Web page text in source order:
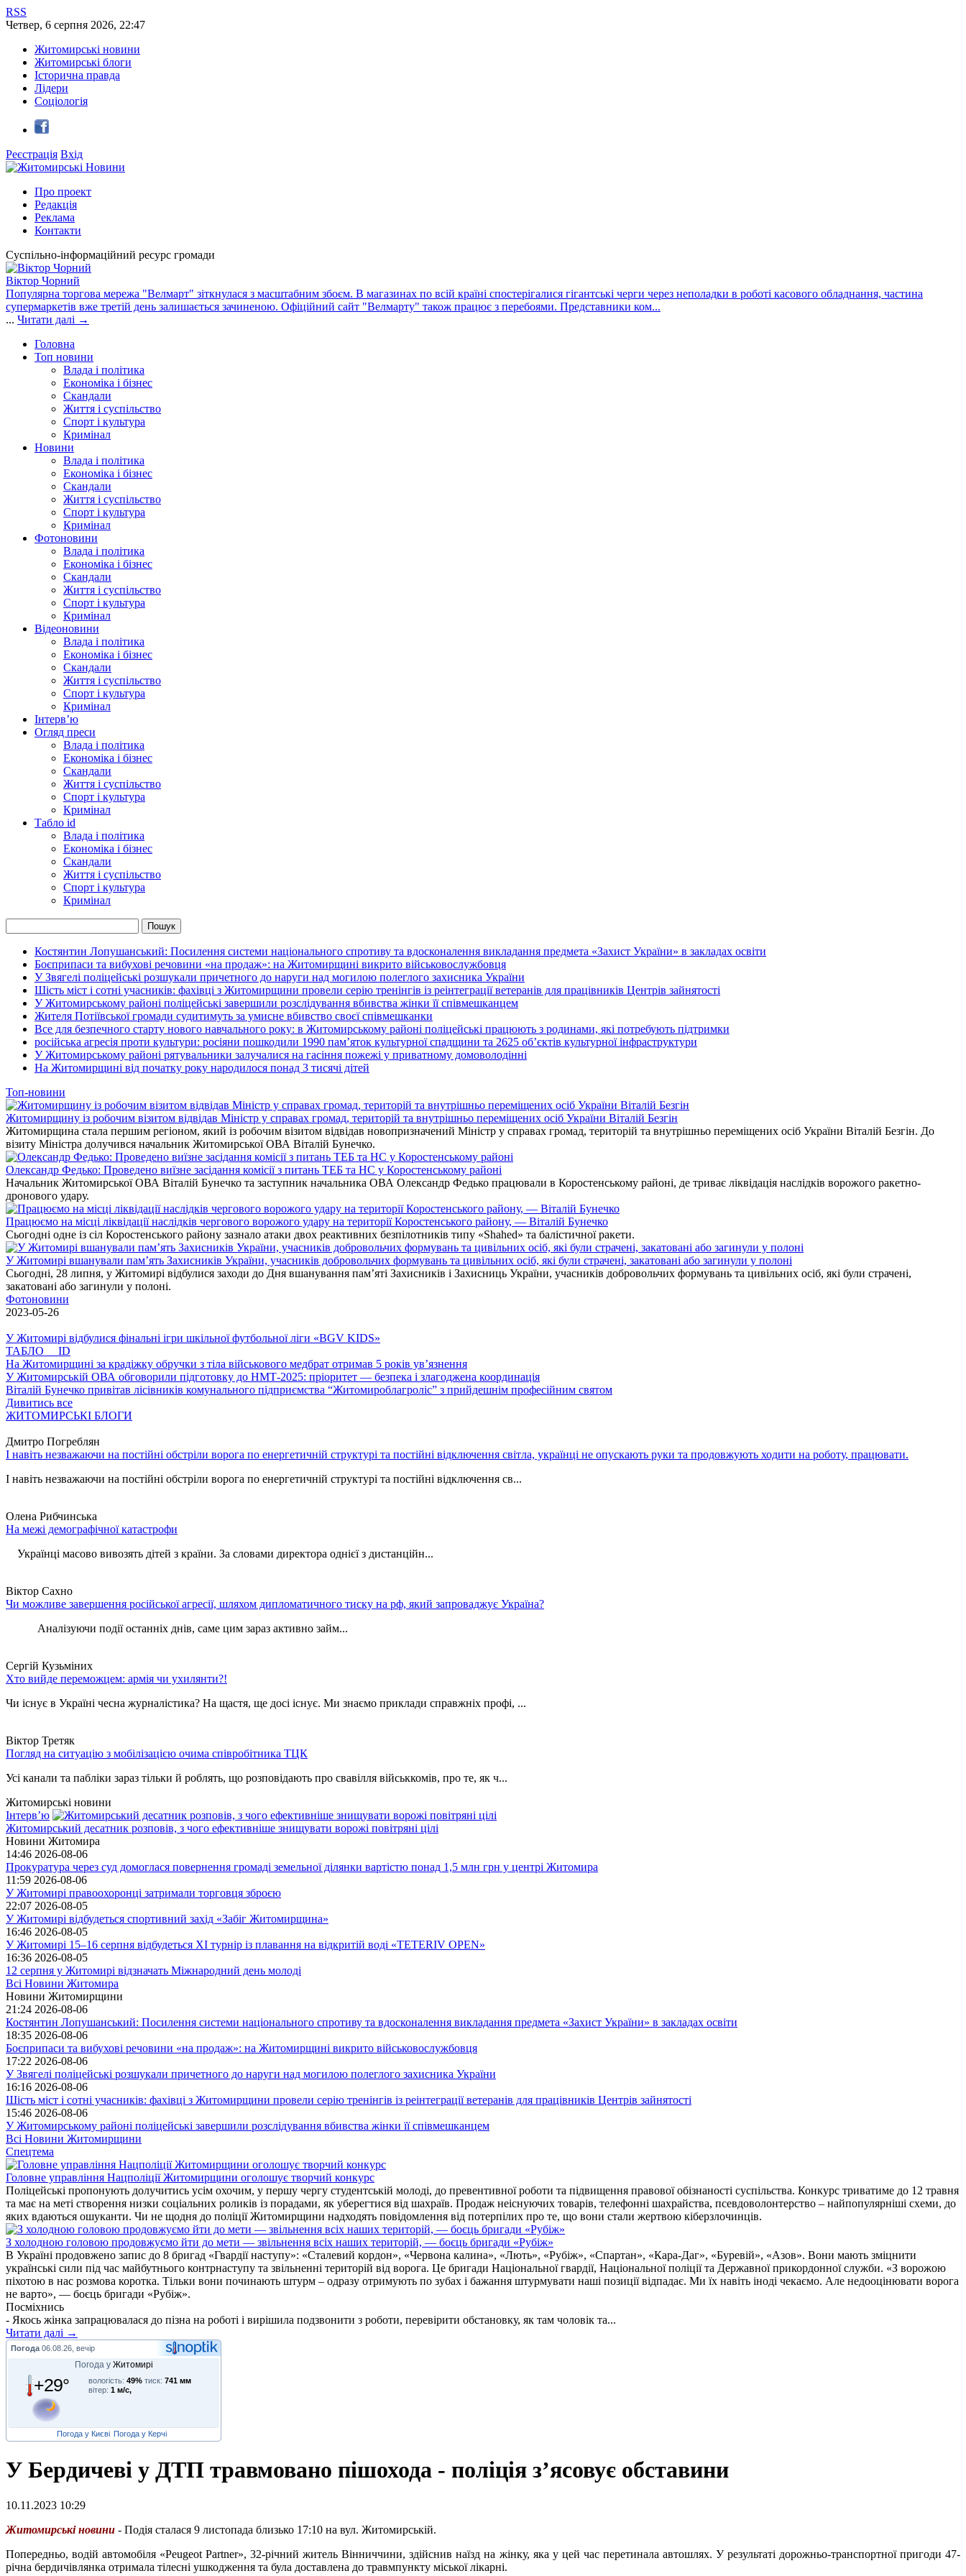
RSS
Четвер, 6 серпня 2026, 22:47
Житомирські новини
Житомирські блоги
Історична правда
Лідери
Соціологія
Реєстрація Вхід
Про проект
Редакція
Реклама
Контакти
Суспільно-інформаційний ресурс громади
Віктор Чорний
Популярна торгова мережа "Велмарт" зіткнулася з масштабним збоєм. В магазинах по всій країні спостерігалися гігантські черги через неполадки в роботі касового обладнання, частина
супермаркетів вже третій день залишається зачиненою. Офіційний сайт "Велмарту" також працює з перебоями. Представники ком...
... Читати далі →
Головна
Топ новини
Влада і політика
Економіка і бізнес
Скандали
Життя і суспільство
Спорт і культура
Кримінал
Новини
Влада і політика
Економіка і бізнес
Скандали
Життя і суспільство
Спорт і культура
Кримінал
Фотоновини
Влада і політика
Економіка і бізнес
Скандали
Життя і суспільство
Спорт і культура
Кримінал
Відеоновини
Влада і політика
Економіка і бізнес
Скандали
Життя і суспільство
Спорт і культура
Кримінал
Інтерв’ю
Огляд преси
Влада і політика
Економіка і бізнес
Скандали
Життя і суспільство
Спорт і культура
Кримінал
Табло id
Влада і політика
Економіка і бізнес
Скандали
Життя і суспільство
Спорт і культура
Кримінал
Костянтин Лопушанський: Посилення системи національного спротиву та вдосконалення викладання предмета «Захист України» в закладах освіти
Боєприпаси та вибухові речовини «на продаж»: на Житомирщині викрито військовослужбовця
У Звягелі поліцейські розшукали причетного до наруги над могилою полеглого захисника України
Шість міст і сотні учасників: фахівці з Житомирщини провели серію тренінгів із реінтеграції ветеранів для працівників Центрів зайнятості
У Житомирському районі поліцейські завершили розслідування вбивства жінки її співмешканцем
Жителя Потіївської громади судитимуть за умисне вбивство своєї співмешканки
Все для безпечного старту нового навчального року: в Житомирському районі поліцейські працюють з родинами, які потребують підтримки
російська агресія проти культури: росіяни пошкодили 1990 пам’яток культурної спадщини та 2625 об’єктів культурної інфраструктури
У Житомирському районі рятувальники залучалися на гасіння пожежі у приватному домоволодінні
На Житомирщині від початку року народилося понад 3 тисячі дітей
Топ-новини
Житомирщину із робочим візитом відвідав Міністр у справах громад, територій та внутрішньо переміщених осіб України Віталій Безгін
Житомирщина стала першим регіоном, який із робочим візитом відвідав новопризначений Міністр у справах громад, територій та внутрішньо переміщених осіб України Віталій Безгін. До
візиту Міністра долучився начальник Житомирської ОВА Віталій Бунечко.
Олександр Федько: Проведено виїзне засідання комісії з питань ТЕБ та НС у Коростенському районі
Начальник Житомирської ОВА Віталій Бунечко та заступник начальника ОВА Олександр Федько працювали в Коростенському районі, де триває ліквідація наслідків ворожого ракетно-
дронового удару.
Працюємо на місці ліквідації наслідків чергового ворожого удару на території Коростенського району, — Віталій Бунечко
Сьогодні одне із сіл Коростенського району зазнало атаки двох реактивних безпілотників типу «Shahed» та балістичної ракети.
У Житомирі вшанували пам’ять Захисників України, учасників добровольчих формувань та цивільних осіб, які були страчені, закатовані або загинули у полоні
Сьогодні, 28 липня, у Житомирі відбулися заходи до Дня вшанування пам’яті Захисників і Захисниць України, учасників добровольчих формувань та цивільних осіб, які були страчені,
закатовані або загинули у полоні.
Фотоновини
2023-05-26
У Житомирі відбулися фінальні ігри шкільної футбольної ліги «BGV KIDS»
ТАБЛО ID
На Житомирщині за крадіжку обручки з тіла військового медбрат отримав 5 років ув’язнення
У Житомирській ОВА обговорили підготовку до НМТ-2025: пріоритет — безпека і злагоджена координація
Віталій Бунечко привітав лісівників комунального підприємства “Житомироблагроліс” з прийдешнім професійним святом
Дивитись все
ЖИТОМИРСЬКІ БЛОГИ
Дмитро Погреблян
І навіть незважаючи на постійні обстріли ворога по енергетичній структурі та постійні відключення світла, українці не опускають руки та продовжують ходити на роботу, працювати.
І навіть незважаючи на постійні обстріли ворога по енергетичній структурі та постійні відключення св...
Олена Рибчинська
На межі демографічної катастрофи
Українці масово вивозять дітей з країни. За словами директора однієї з дистанційн...
Віктор Сахно
Чи можливе завершення російської агресії, шляхом дипломатичного тиску на рф, який запроваджує Україна?
Аналізуючи події останніх днів, саме цим зараз активно займ...
Сергій Кузьміних
Хто вийде переможцем: армія чи ухилянти?!
Чи існує в Україні чесна журналістика? На щастя, ще досі існує. Ми знаємо приклади справжніх профі, ...
Віктор Третяк
Погляд на ситуацію з мобілізацією очима співробітника ТЦК
Усі канали та пабліки зараз тільки й роблять, що розповідають про свавілля військкомів, про те, як ч...
Житомирські новини
Інтерв’ю
Житомирський десатник розповів, з чого ефективніше знищувати ворожі повітряні цілі
Новини Житомира
14:46 2026-08-06
Прокуратура через суд домоглася повернення громаді земельної ділянки вартістю понад 1,5 млн грн у центрі Житомира
11:59 2026-08-06
У Житомирі правоохоронці затримали торговця зброєю
22:07 2026-08-05
У Житомирі відбудеться спортивний захід «Забіг Житомирщина»
16:46 2026-08-05
У Житомирі 15–16 серпня відбудеться XI турнір із плавання на відкритій воді «TETERIV OPEN»
16:36 2026-08-05
12 серпня у Житомирі відзначать Міжнародний день молоді
Всі Новини Житомира
Новини Житомирщини
21:24 2026-08-06
Костянтин Лопушанський: Посилення системи національного спротиву та вдосконалення викладання предмета «Захист України» в закладах освіти
18:35 2026-08-06
Боєприпаси та вибухові речовини «на продаж»: на Житомирщині викрито військовослужбовця
17:22 2026-08-06
У Звягелі поліцейські розшукали причетного до наруги над могилою полеглого захисника України
16:16 2026-08-06
Шість міст і сотні учасників: фахівці з Житомирщини провели серію тренінгів із реінтеграції ветеранів для працівників Центрів зайнятості
15:46 2026-08-06
У Житомирському районі поліцейські завершили розслідування вбивства жінки її співмешканцем
Всі Новини Житомирщини
Спецтема
Головне управління Нацполіції Житомирщини оголошує творчий конкурс
Поліцейські пропонують долучитись усім охочим, у першу чергу студентській молоді, до превентивної роботи та підвищення правової обізнаності суспільства. Конкурс триватиме до 12 травня
та має на меті створення низки соціальних роликів із порадами, як уберегтися від шахраїв. Продаж неіснуючих товарів, телефонні шахрайства, псевдоволонтерство – найпопулярніші схеми, до
яких вдаються ошуканти. Чи не щодня до поліції Житомирщини надходять повідомлення від потерпілих про те, що вони стали жертвою кіберзлочинців.
З холодною головою продовжуємо йти до мети — звільнення всіх наших територій, — боєць бригади «Рубіж»
В Україні продовжено запис до 8 бригад «Гвардії наступу»: «Сталевий кордон», «Червона калина», «Лють», «Рубіж», «Спартан», «Кара-Даг», «Буревій», «Азов». Вони мають зміцнити
українські сили під час майбутнього контрнаступу та звільненні територій від ворога. Це бригади Національної гвардії, Національної поліції та Державної прикордонної служби. «З ворожою
піхотою в нас розмова коротка. Тільки вони починають штурм – одразу отримують по зубах і бажання штурмувати наші позиції відпадає. Ми їх навіть іноді чекаємо. Але недооцінювати ворога
не варто», — боєць бригади «Рубіж».
Посміхнись
- Якось жінка запрацювалася до пізна на роботі і вирішила подзвонити з роботи, перевірити обстановку, як там чоловік та...
Читати далі →
Погода 06.08.26, вечір
Погода у Житомирі
+29° вологість: 49% тиск: 741 мм
вітер: 1 м/с,
Погода у Києві Погода у Керчі
У Бердичеві у ДТП травмовано пішохода - поліція з’ясовує обставини
10.11.2023 10:29
Житомирські новини - Подія сталася 9 листопада близько 17:10 на вул. Житомирській.
Попередньо, водій автомобіля «Peugeot Partner», 32-річний житель Вінниччини, здійснив наїзд на жінку, яка у цей час перетинала автошлях. У результаті дорожньо-транспортної пригоди 47-
річна бердичівлянка отримала тілесні ушкодження та була доставлена до травмпункту міської лікарні.